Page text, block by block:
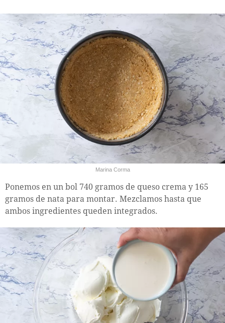
Marina Corma
Ponemos en un bol 740 gramos de queso crema y 165
gramos de nata para montar. Mezclamos hasta que
ambos ingredientes queden integrados.